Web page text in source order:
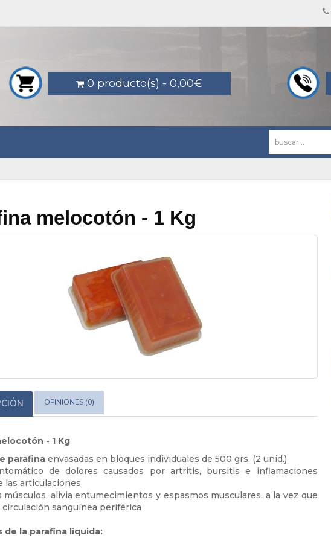
0 producto(s) - 0,00€
melocotón - 1 Kg
OPINIONES (0)
- 1 Kg
parafina envasadas en bloques individuales de 500 grs. (2 unid.)
de dolores causados por artritis, bursitis e inflamaciones
las articulaciones
músculos, alivia entumecimientos y espasmos musculares, a la vez que
circulación sanguínea periférica
de la parafina líquida: